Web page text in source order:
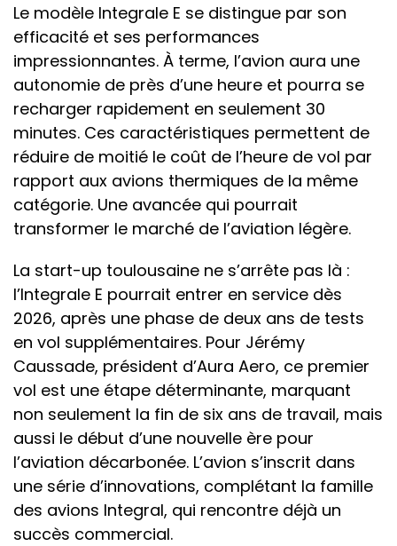
Le modèle Integrale E se distingue par son
efficacité et ses performances
impressionnantes. À terme, l’avion aura une
autonomie de près d’une heure et pourra se
recharger rapidement en seulement 30
minutes. Ces caractéristiques permettent de
réduire de moitié le coût de l’heure de vol par
rapport aux avions thermiques de la même
catégorie. Une avancée qui pourrait
transformer le marché de l’aviation légère.
La start-up toulousaine ne s’arrête pas là :
l’Integrale E pourrait entrer en service dès
2026, après une phase de deux ans de tests
en vol supplémentaires. Pour Jérémy
Caussade, président d’Aura Aero, ce premier
vol est une étape déterminante, marquant
non seulement la fin de six ans de travail, mais
aussi le début d’une nouvelle ère pour
l’aviation décarbonée. L’avion s’inscrit dans
une série d’innovations, complétant la famille
des avions Integral, qui rencontre déjà un
succès commercial.